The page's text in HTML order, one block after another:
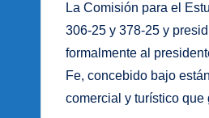
La Comisión para el
306-25 y 378-25 y
formalmente al
Fe, concebido bajo
comercial y turístico